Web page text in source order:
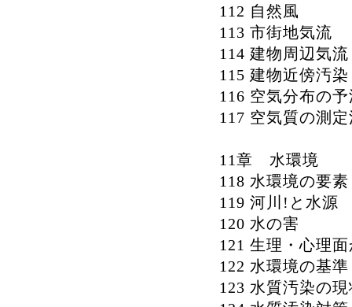
112 自然風
113 市街地気流
114 建物周辺気流
115 建物近傍汚染
116 空気分布の
117 空気質の測
11章 水環境
118 水環境の要素
119 河川!と水源
120 水の害
121 生理・心理
122 水環境の基準
123 水質汚染の